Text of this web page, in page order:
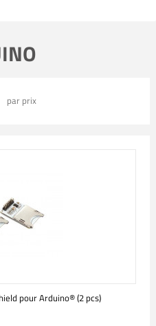
par prix
pour Arduino® (2 pcs)